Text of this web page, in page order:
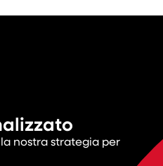
nostra strategia per